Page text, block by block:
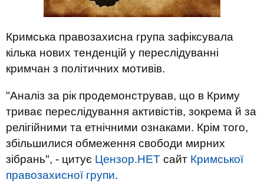
Кримська правозахисна група зафіксувала
кілька нових тенденцій у переслідуванні
кримчан з політичних мотивів.
"Аналіз за рік продемонстрував, що в Криму
триває переслідування активістів, зокрема й за
релігійними та етнічними ознаками. Крім того,
збільшилися обмеження свободи мирних
зібрань", - цитує Цензор.НЕТ сайт Кримської
правозахисної групи.